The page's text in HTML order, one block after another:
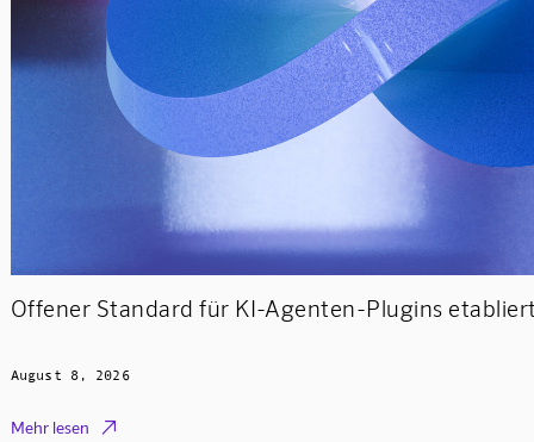
Offener Standard für KI-Agenten-Plugins
August 8, 2026
Mehr lesen 